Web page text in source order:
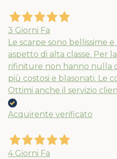
3 Giorni Fa
Le scarpe sono bellissime
aspetto di alta classe. Per
rifiniture non hanno nulla
più costosi e blasonati. Le
Ottimi anche il servizio
Acquirente verificato
4 Giorni Fa